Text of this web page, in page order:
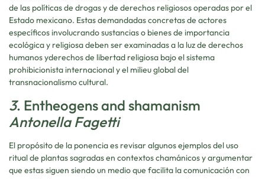
de las políticas de drogas y de derechos religiosos operadas por el
Estado mexicano. Estas demandadas concretas de actores
específicos involucrando sustancias o bienes de importancia
ecológica y religiosa deben ser examinadas a la luz de derechos
humanos yderechos de libertad religiosa bajo el sistema
prohibicionista internacional y el milieu global del
transnacionalismo cultural.
3. Entheogens and shamanism
Antonella Fagetti
El propósito de la ponencia es revisar algunos ejemplos del uso
ritual de plantas sagradas en contextos chamánicos y argumentar
que estas siguen siendo un medio que facilita la comunicación con